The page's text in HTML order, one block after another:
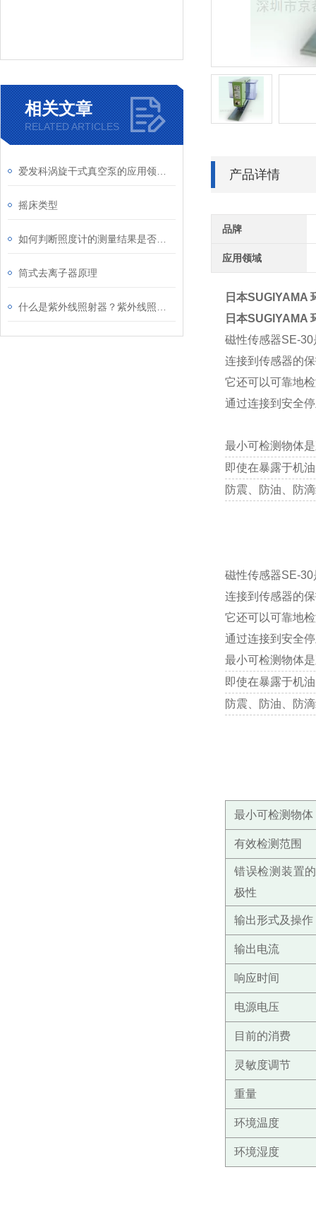
相关文章
RELATED ARTICLES
摇床类型
筒式去离子器原理
产品详情
品牌
应用领域
日本SUGIYAMA
日本SUGIYAMA
磁性传感器SE-
连接到传感器的
它还可以可靠地
通过连接到安全
最小可检测物体
即使在暴露于机
防震、防油、防
磁性传感器SE-
连接到传感器的
它还可以可靠地
通过连接到安全
最小可检测物体
即使在暴露于机
防震、防油、防
最小可检测物体
有效检测范围
错误检测装置
极性
输出形式及操作
输出电流
响应时间
电源电压
目前的消费
灵敏度调节
重量
环境温度
环境湿度